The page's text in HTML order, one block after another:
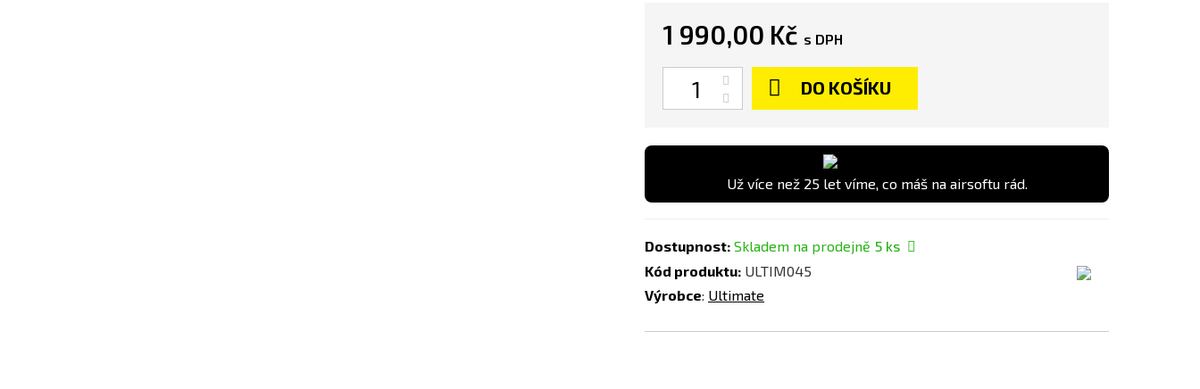
1 990,00 Kč s DPH
DO KOŠÍKU
Už více než 25 let víme, co máš na airsoftu rád.
Dostupnost: Skladem na prodejně 5 ks
Kód produktu: ULTIM045
Výrobce: Ultimate